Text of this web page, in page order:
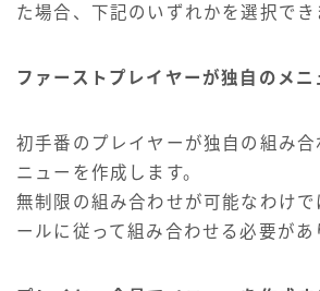
た場合、下記のいずれかを選択でき
ファーストプレイヤーが独自のメニ
初手番のプレイヤーが独自の組み
ニューを作成します。
無制限の組み合わせが可能なわけ
ールに従って組み合わせる必要があ